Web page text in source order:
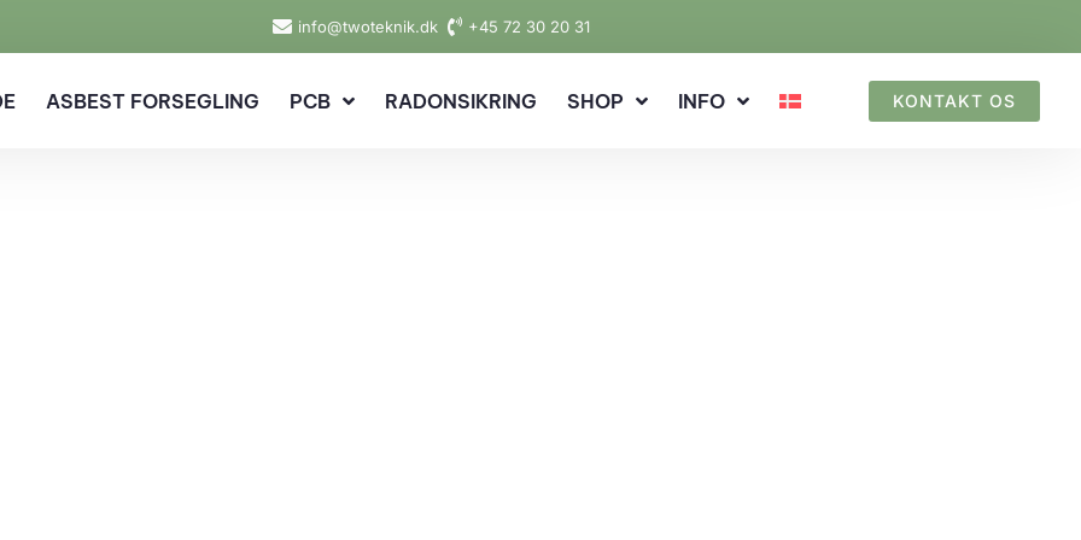
info@twoteknik.dk +45 72 30 20 31
ASBEST FORSEGLING PCB RADONSIKRING SHOP INFO KONTAKT OS